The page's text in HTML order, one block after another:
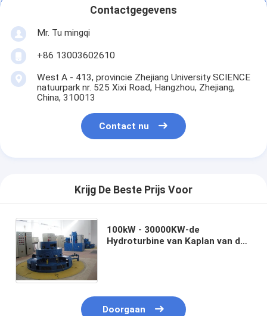
Contactgegevens
Mr. Tu mingqi
+86 13003602610
West A - 413, provincie Zhejiang University SCIENCE
natuurpark nr. 525 Xixi Road, Hangzhou, Zhejiang,
China, 310013
Contact nu
Krijg De Beste Prijs Voor
100kW - 30000KW-de
Hydroturbine van Kaplan van de
Doorgaan